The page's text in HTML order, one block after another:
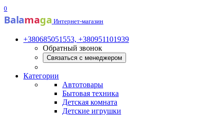
0
Balamaga Интернет-магазин
+380685051553, +380951101939
Обратный звонок
Связаться с менеджером
Категории
Автотовары
Бытовая техника
Детская комната
Детские игрушки